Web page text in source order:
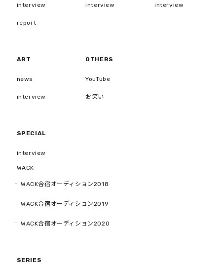
interview
report
interview interview
ART
news
interview
OTHERS
YouTube
お笑い
SPECIAL
interview
WACK
WACK合宿オーディション2018
WACK合宿オーディション2019
WACK合宿オーディション2020
SERIES